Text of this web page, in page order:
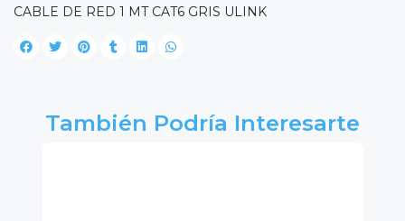
CABLE DE RED 1 MT CAT6 GRIS ULINK
También Podría Interesarte